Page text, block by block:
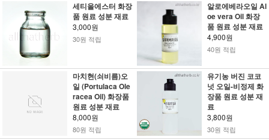
세티올에스터 화장
품 원료 성분 재료
3,000원
30원 적립
알로에베라오일 Al
oe vera Oil 화장
품 원료 성분 재료
4,900원
40원 적립
마치현(쇠비름)오
일 (Portulaca Ole
racea Oil) 화장품
원료 성분 재료
8,000원
80원 적립
유기농 버진 코코
넛 오일-비정제 화
장품 원료 성분 재
료
3,800원
30원 적립